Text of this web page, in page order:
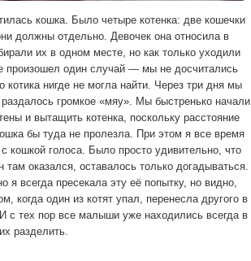
кошка. Было четыре котенка: две кошечки
должны отдельно. Девочек она относила в
их в одном месте, но как только уходили
произошел один случай — мы не досчитались
котика нигде не могла найти. Через три дня мы
громкое «мяу». Мы быстренько начали
и вытащить котенка, поскольку расстояние
бы туда не пролезла. При этом я все время
кошкой голоса. Было просто удивительно, что
оказался, оставалось только догадываться.
всегда пресекала эту её попытку, но видно,
когда один из котят упал, перенесла другого в
с тех пор все малыши уже находились всегда в
разделить.